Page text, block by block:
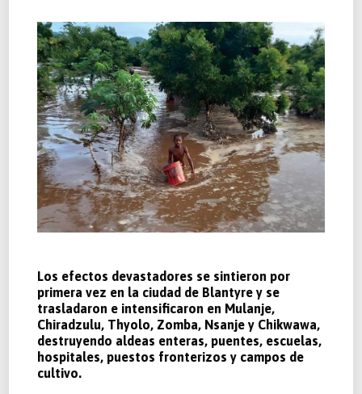
Los efectos devastadores se sintieron por
primera vez en la ciudad de Blantyre y se
trasladaron e intensificaron en Mulanje,
Chiradzulu, Thyolo, Zomba, Nsanje y Chikwawa,
destruyendo aldeas enteras, puentes, escuelas,
hospitales, puestos fronterizos y campos de
cultivo.